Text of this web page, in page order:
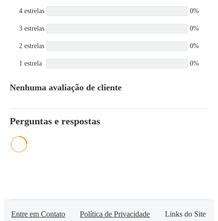
4 estrelas 0%
3 estrelas 0%
2 estrelas 0%
1 estrela 0%
Nenhuma avaliação de cliente
Perguntas e respostas
Entre em Contato Política de Privacidade Links do Site